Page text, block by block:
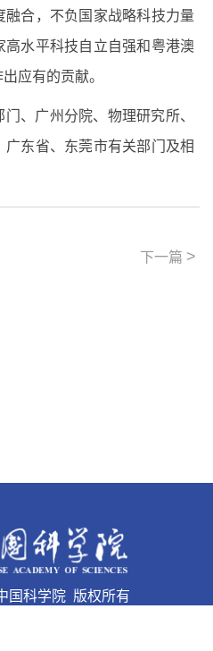
合，不负国家战略科技力量
高水平科技自立自强和粤港澳
应有的贡献。
、广州分院、物理研究所、
东省、东莞市有关部门及相
下一篇 >
国科学院 版权所有